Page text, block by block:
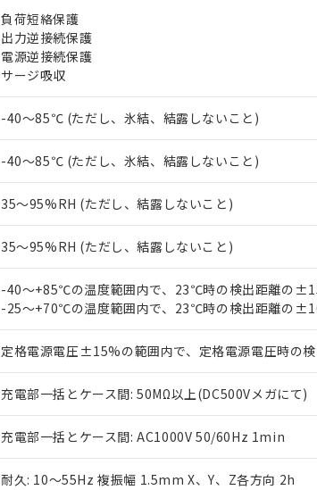
負荷短絡保護
出力逆接続保護
電源逆接続保護
サージ吸収
-40～85℃ (ただし、氷結、結露しないこと)
-40～85℃ (ただし、氷結、結露しないこと)
35～95%RH (ただし、結露しないこと)
35～95%RH (ただし、結露しないこと)
-40～+85℃の温度範囲内で、23℃時の検出距離の
-25～+70℃の温度範囲内で、23℃時の検出距離の
定格電源電圧±15%の範囲内で、定格電源電圧時の
充電部一括とケース間: 50MΩ以上(DC500Vメガにて)
充電部一括とケース間: AC1000V 50/60Hz 1min
耐久: 10～55Hz 複振幅 1.5mm X、Y、Z各方向 2h
以下の条件をお読みいただき、同意のうえ
在庫状況および標準価格照会結果は
のであり、閲覧された時点での実際
い。
正式な納期状況および標準価格は
当社販売員にご相談ください。
オムロン制御機器販売店や当社販売
在庫状況および標準価格結果を当
マイパーツ機能（部品リスト作成
ている必要があります。
お客様が当ウェブサイト上で当社に
が、当社の製品・サービスに関する
さい。
※当社の共同利用者とは、"個人情
があります。
*EU RoHS指令（10物質）：
鉛(Pb) 1000ppm以下、 水銀(Hg) 1000ppm以下、 カ
ル（DBP） 1000ppm以下、フタル酸ジイソブチル
但し、RoHS指令で産業用監視および制御機器に対す
フタル酸エステル類の４物質については閾値を超え
※2 対応予定月
部品在庫の切り替え状況などにより、予
※3 非含有証明書ダウンロード
下記の非含有証明書をダウンロードする
EU RoHS指令（10物質）の非含有証明書
51物質の非含有証明書（当社基準）
※本証明書は発行日時点で非含有を証明
混在することから備考欄に対応日を記載し
既に当社にて対応品への在庫切替を完了
り割愛しております。
「○」：最大均質材料含有率が中国RoHS
「×」：最大均質材料含有率が中国RoHS
「－」：未確認です。当社販売部門へお
*中国RoHS10物質の基準値 (GB/T26572)：
Pb(鉛) :1000ppm、 Hg(水銀) : 1000ppm、 Cd(カドミ
Cr(Ⅵ)(六価クロム) : 1000ppm、 PBBs(ポリ臭化ビフ
DBP(フタル酸ジブチル) : 1000ppm、 DIBP(フタル酸
※2 環境保護使用期限
「ｅ」：有害物質（10物質）のすべてが
「10」：通常の使用状況下において有
「－」：未確認です。当社販売部門へお
ます。
当社は貴社製品を、核兵器、ミサイ
置等に一切使用いたしません。
当社は、貴社製品を第三者に販売す
また当社は、販売先および販売に係
合意す
号
○ 一定数以上の在庫あり
△ 一定数には満たないが在庫あり
－
在庫なし(最新の在庫状況につ
機器販売店・当社販売員にご確
空
白
受注生産機種、また在庫状況の